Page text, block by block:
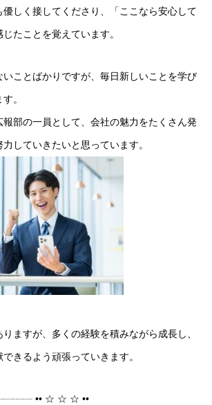
しく接してくださり、「ここなら安心して
たことを覚えています。
ことばかりですが、毎日新しいことを学び
。
報部の一員として、会社の魅力をたくさん発
していきたいと思っています。
ますが、多くの経験を積みながら成長し、
きるよう頑張っていきます。
•• ☆ ☆ ☆ ••